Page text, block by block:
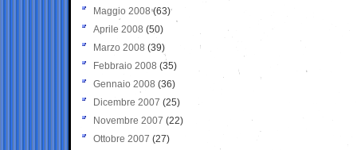
Maggio 2008(63)
Aprile 2008 (50)
Marzo 2008 (39)
Febbraio 2008 (35)
Gennaio 2008 (36)
Dicembre 2007 (25)
Novembre 2007 (22)
Ottobre 2007 (27)